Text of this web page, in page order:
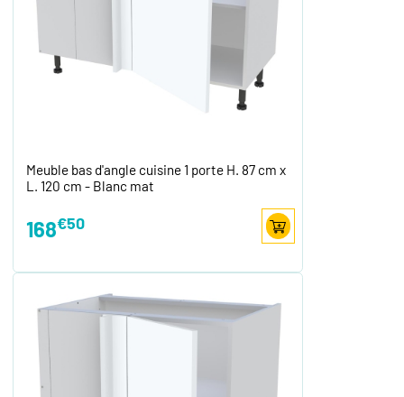
Meuble bas d'angle cuisine 1 porte H. 87 cm x
L. 120 cm - Blanc mat
168€50